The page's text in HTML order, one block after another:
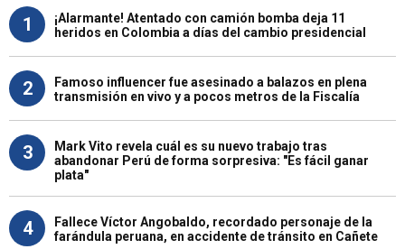
1
¡Alarmante! Atentado con camión bomba deja 11
heridos en Colombia a días del cambio presidencial
2
Famoso influencer fue asesinado a balazos en plena
transmisión en vivo y a pocos metros de la Fiscalía
3
Mark Vito revela cuál es su nuevo trabajo tras
abandonar Perú de forma sorpresiva: "Es fácil ganar
plata"
4
Fallece Víctor Angobaldo, recordado personaje de la
farándula peruana, en accidente de tránsito en Cañete